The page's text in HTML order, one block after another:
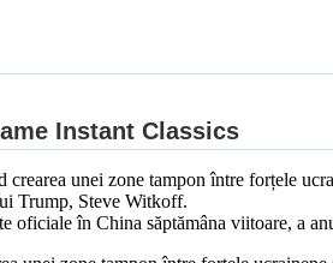
unei zone tampon între forțele
Trump, Steve Witkoff.
oficiale în China săptămâna viitoare, a